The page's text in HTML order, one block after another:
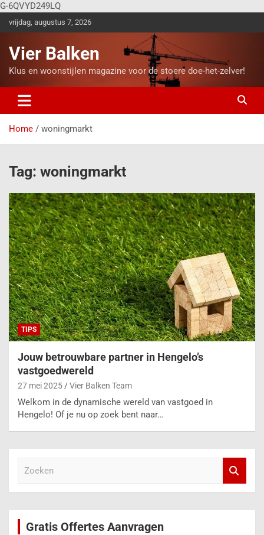
G-6QVYD249LQ
vrijdag, augustus 7, 2026
Vier Balken
Klus en woonstijlen magazine voor de stoere doe-het-zelver!
Home woningmarkt
Tag: woningmarkt
TIPS
Jouw betrouwbare partner in Hengelo’s
vastgoedwereld
27 mei 2025 Vier Balken Team
Welkom in de dynamische wereld van vastgoed in
Hengelo! Of je nu op zoek bent naar…
Gratis Offertes Aanvragen